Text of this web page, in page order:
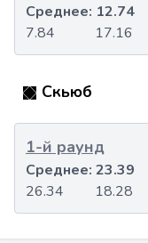
7.84 17.16
Среднее: 12.74
Скьюб
1-й раунд
26.34 18.28
Среднее: 23.39